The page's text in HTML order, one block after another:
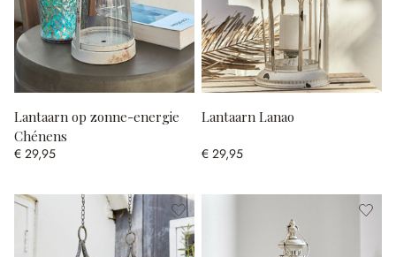
Lantaarn op zonne-energie
Chénens
€ 29,95
Lantaarn Lanao
€ 29,95